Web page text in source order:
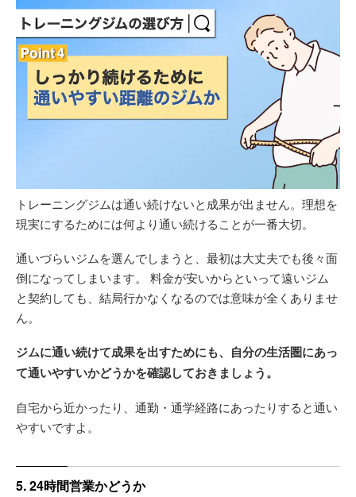
トレーニングジムは通い続けないと成果が出ません。理想を
現実にするためには何より通い続けることが一番大切。
通いづらいジムを選んでしまうと、最初は大丈夫でも後々面
倒になってしまいます。 料金が安いからといって遠いジム
と契約しても、結局行かなくなるのでは意味が全くありませ
ん。
ジムに通い続けて成果を出すためにも、自分の生活圏にあっ
て通いやすいかどうかを確認しておきましょう。
自宅から近かったり、通勤・通学経路にあったりすると通い
やすいですよ。
5. 24時間営業かどうか